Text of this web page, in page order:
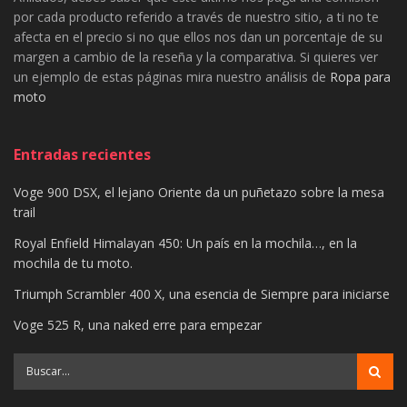
por cada producto referido a través de nuestro sitio, a ti no te
afecta en el precio si no que ellos nos dan un porcentaje de su
margen a cambio de la reseña y la comparativa. Si quieres ver
un ejemplo de estas páginas mira nuestro análisis de Ropa para
moto
Entradas recientes
Voge 900 DSX, el lejano Oriente da un puñetazo sobre la mesa
trail
Royal Enfield Himalayan 450: Un país en la mochila…, en la
mochila de tu moto.
Triumph Scrambler 400 X, una esencia de Siempre para iniciarse
Voge 525 R, una naked erre para empezar